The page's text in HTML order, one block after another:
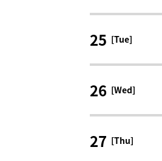
25 [Tue]
26 [Wed]
27 [Thu]